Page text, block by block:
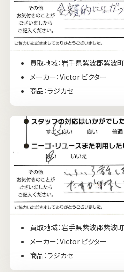
買取地域：岩手県紫波郡紫波町
メーカー：Victor ビクター
商品：ラジカセ
買取地域：岩手県紫波郡紫波町
メーカー：Victor ビクター
商品：ラジカセ